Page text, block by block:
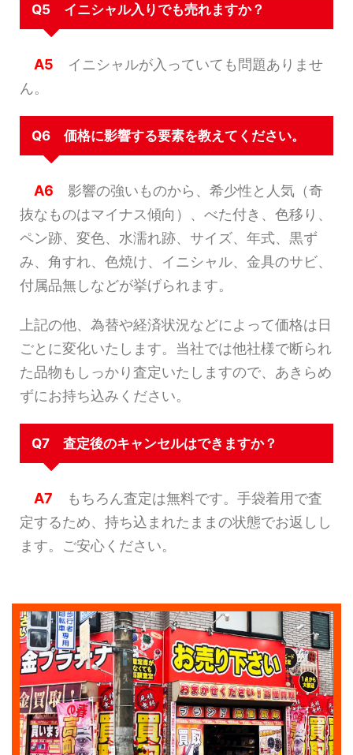
Q5 イニシャル入りでも売れますか？
A5 イニシャルが入っていても問題ありませ
ん。
Q6 価格に影響する要素を教えてください。
A6 影響の強いものから、希少性と人気（奇
抜なものはマイナス傾向）、べた付き、色移り、
ペン跡、変色、水濡れ跡、サイズ、年式、黒ず
み、角すれ、色焼け、イニシャル、金具のサビ、
付属品無しなどが挙げられます。
上記の他、為替や経済状況などによって価格は日
ごとに変化いたします。当社では他社様で断られ
た品物もしっかり査定いたしますので、あきらめ
ずにお持ち込みください。
Q7 査定後のキャンセルはできますか？
A7 もちろん査定は無料です。手袋着用で査
定するため、持ち込まれたままの状態でお返しし
ます。ご安心ください。